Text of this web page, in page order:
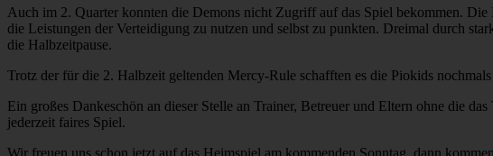
Auch im 2. Quarter konnten die Demons nicht Zugriff auf das Spiel bekommen.
die Leistungen der Verteidigung zu nutzen und selbst zu punkten. Dreimal durch
die Halbzeitpause.
Trotz der für die 2. Halbzeit geltenden Mercy-Rule schafften es die Piokids
Ein großes Dankeschön an dieser Stelle an Trainer, Betreuer und Eltern ohne die
jederzeit faires Spiel.